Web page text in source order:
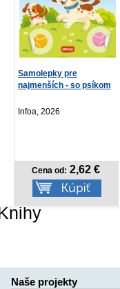
Samolepky pre
najmenších - so psíkom
Infoa, 2026
Cena od:2,62 €
Naše projekty